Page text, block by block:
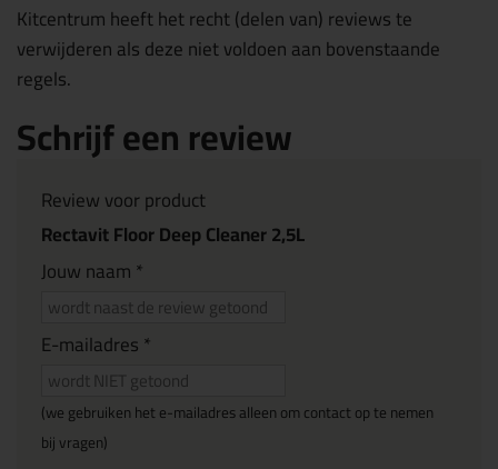
Kitcentrum heeft het recht (delen van) reviews te
verwijderen als deze niet voldoen aan bovenstaande
regels.
Schrijf een review
Review voor product
Rectavit Floor Deep Cleaner 2,5L
Jouw naam *
E-mailadres *
(we gebruiken het e-mailadres alleen om contact op te nemen
bij vragen)